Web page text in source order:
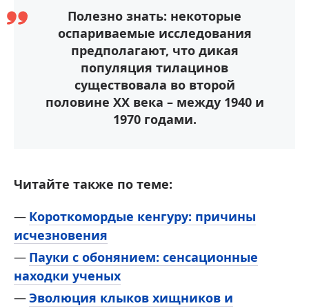
Полезно знать: некоторые
оспариваемые исследования
предполагают, что дикая
популяция тилацинов
существовала во второй
половине XX века – между 1940 и
1970 годами.
Читайте также по теме:
Короткомордые кенгуру: причины
исчезновения
Пауки с обонянием: сенсационные
находки ученых
Эволюция клыков хищников и